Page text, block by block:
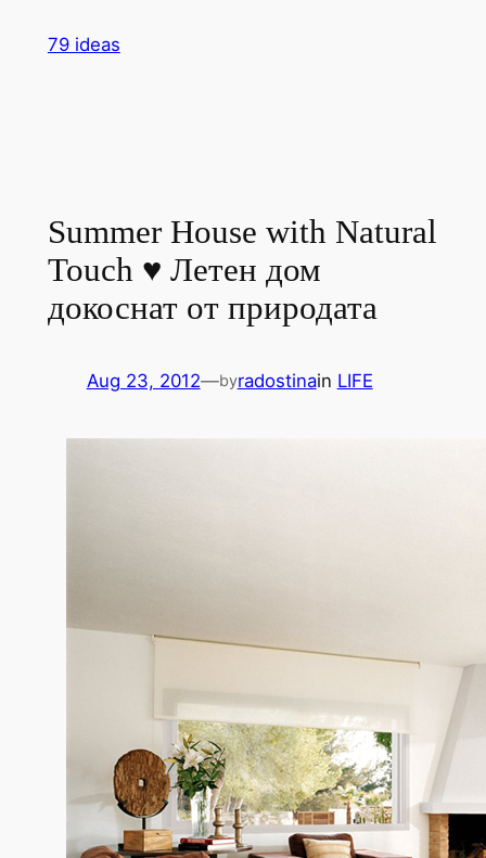
79 ideas
Summer House with Natural
Touch ♥ Летен дом
докоснат от природата
Aug 23, 2012—byradostinain LIFE